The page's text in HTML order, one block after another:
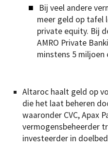
Bij veel andere
meer geld op tafel
private equity. Bij
AMRO Private
minstens 5 miljoen
Altaroc haalt geld op
die het laat beheren
waaronder CVC, Apax
vermogensbeheerder
investeerder in